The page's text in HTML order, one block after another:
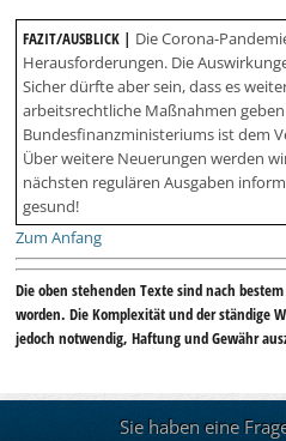
FAZIT/AUSBLICK | Die Corona-
Herausforderungen. Die
Sicher dürfte aber sein, dass es
arbeitsrechtliche Maßnahmen
Bundesfinanzministeriums ist dem
Über weitere Neuerungen werden
nächsten regulären Ausgaben
gesund!
Zum Anfang
Die oben stehenden Texte sind nach
worden. Die Komplexität und der ständige
jedoch notwendig, Haftung und Gewähr
Sie haben eine